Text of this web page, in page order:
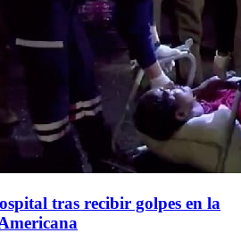
tras recibir golpes en la